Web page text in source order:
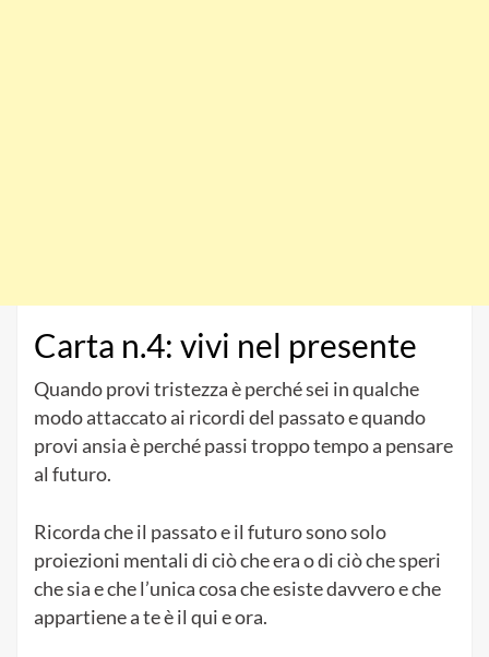
Carta n.4: vivi nel presente
Quando provi tristezza è perché sei in qualche
modo attaccato ai ricordi del passato e quando
provi ansia è perché passi troppo tempo a pensare
al futuro.
Ricorda che il passato e il futuro sono solo
proiezioni mentali di ciò che era o di ciò che speri
che sia e che l’unica cosa che esiste davvero e che
appartiene a te è il qui e ora.